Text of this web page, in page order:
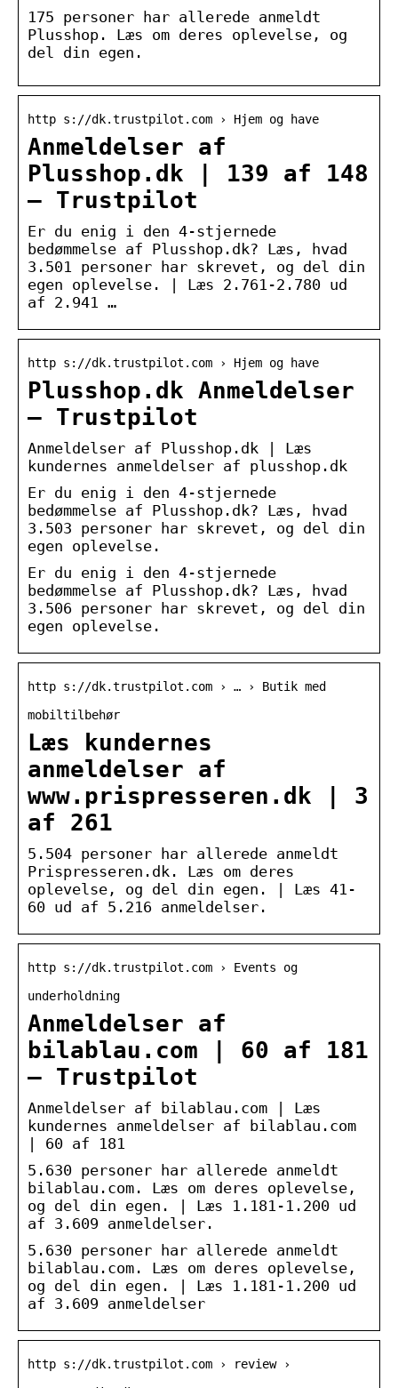
175 personer har allerede anmeldt
Plusshop. Læs om deres oplevelse, og
del din egen.
http s://dk.trustpilot.com › Hjem og have
Anmeldelser af
Plusshop.dk | 139 af 148
– Trustpilot
Er du enig i den 4-stjernede
bedømmelse af Plusshop.dk? Læs, hvad
3.501 personer har skrevet, og del din
egen oplevelse. | Læs 2.761-2.780 ud
af 2.941 …
http s://dk.trustpilot.com › Hjem og have
Plusshop.dk Anmeldelser
– Trustpilot
Anmeldelser af Plusshop.dk | Læs
kundernes anmeldelser af plusshop.dk
Er du enig i den 4-stjernede
bedømmelse af Plusshop.dk? Læs, hvad
3.503 personer har skrevet, og del din
egen oplevelse.
Er du enig i den 4-stjernede
bedømmelse af Plusshop.dk? Læs, hvad
3.506 personer har skrevet, og del din
egen oplevelse.
http s://dk.trustpilot.com › … › Butik med
mobiltilbehør
Læs kundernes
anmeldelser af
www.prispresseren.dk | 3
af 261
5.504 personer har allerede anmeldt
Prispresseren.dk. Læs om deres
oplevelse, og del din egen. | Læs 41-
60 ud af 5.216 anmeldelser.
http s://dk.trustpilot.com › Events og
underholdning
Anmeldelser af
bilablau.com | 60 af 181
– Trustpilot
Anmeldelser af bilablau.com | Læs
kundernes anmeldelser af bilablau.com
| 60 af 181
5.630 personer har allerede anmeldt
bilablau.com. Læs om deres oplevelse,
og del din egen. | Læs 1.181-1.200 ud
af 3.609 anmeldelser.
5.630 personer har allerede anmeldt
bilablau.com. Læs om deres oplevelse,
og del din egen. | Læs 1.181-1.200 ud
af 3.609 anmeldelser
http s://dk.trustpilot.com › review ›